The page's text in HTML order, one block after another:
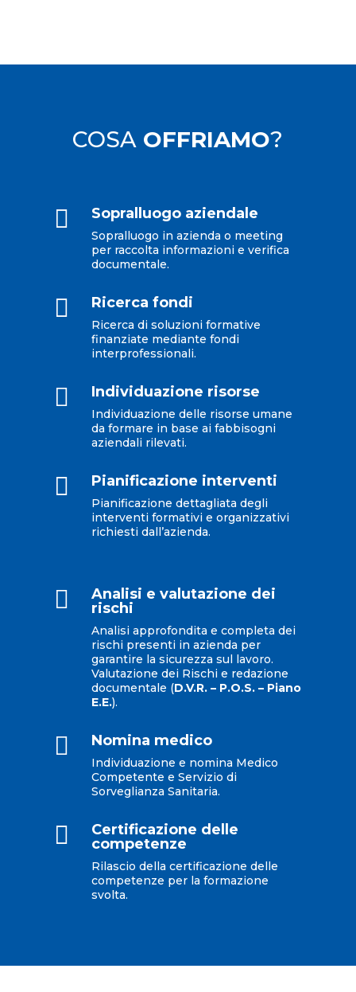
COSA OFFRIAMO?
 Sopralluogo aziendale
Sopralluogo in azienda o meeting
per raccolta informazioni e verifica
documentale.
 Ricerca fondi
Ricerca di soluzioni formative
finanziate mediante fondi
interprofessionali.
 Individuazione risorse
Individuazione delle risorse umane
da formare in base ai fabbisogni
aziendali rilevati.
 Pianificazione interventi
Pianificazione dettagliata degli
interventi formativi e organizzativi
richiesti dall’azienda.

Analisi e valutazione dei
rischi
Analisi approfondita e completa dei
rischi presenti in azienda per
garantire la sicurezza sul lavoro.
Valutazione dei Rischi e redazione
documentale (D.V.R. – P.O.S. – Piano
E.E.).
 Nomina medico
Individuazione e nomina Medico
Competente e Servizio di
Sorveglianza Sanitaria.

Certificazione delle
competenze
Rilascio della certificazione delle
competenze per la formazione
svolta.